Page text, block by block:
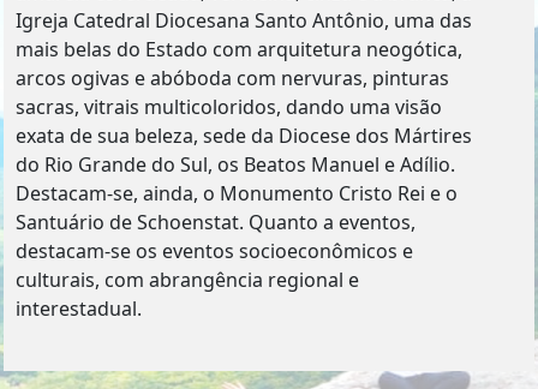
Igreja Catedral Diocesana Santo Antônio, uma das
mais belas do Estado com arquitetura neogótica,
arcos ogivas e abóboda com nervuras, pinturas
sacras, vitrais multicoloridos, dando uma visão
exata de sua beleza, sede da Diocese dos Mártires
do Rio Grande do Sul, os Beatos Manuel e Adílio.
Destacam-se, ainda, o Monumento Cristo Rei e o
Santuário de Schoenstat. Quanto a eventos,
destacam-se os eventos socioeconômicos e
culturais, com abrangência regional e
interestadual.